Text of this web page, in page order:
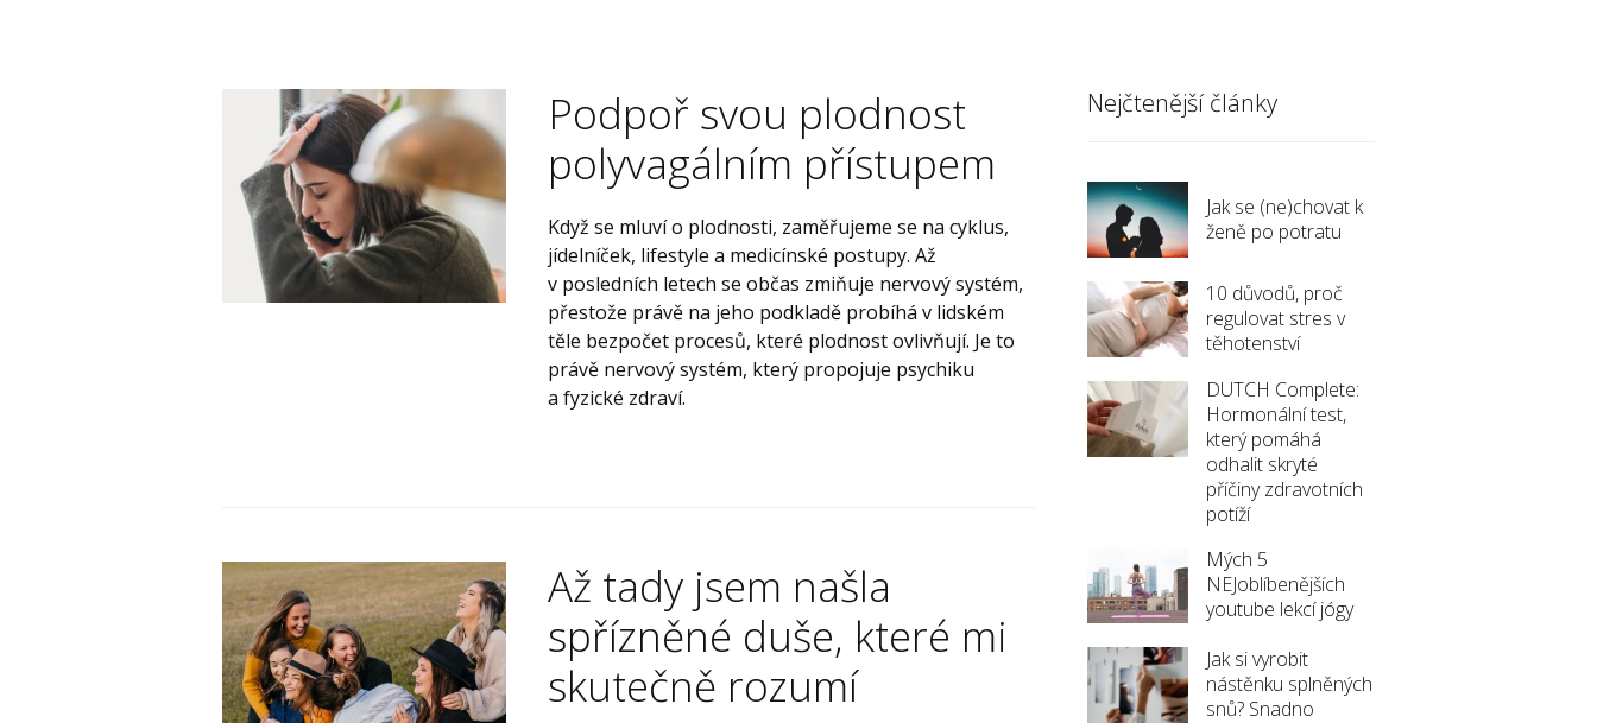
Podpoř svou plodnost
polyvagálním přístupem
Když se mluví o plodnosti, zaměřujeme se na cyklus,
jídelníček, lifestyle a medicínské postupy. Až
v posledních letech se občas zmiňuje nervový systém,
přestože právě na jeho podkladě probíhá v lidském
těle bezpočet procesů, které plodnost ovlivňují. Je to
právě nervový systém, který propojuje psychiku
a fyzické zdraví.
Až tady jsem našla
spřízněné duše, které mi
skutečně rozumí
Nejčtenější články
Jak se (ne)chovat k
ženě po potratu
10 důvodů, proč
regulovat stres v
těhotenství
DUTCH Complete:
Hormonální test,
který pomáhá
odhalit skryté
příčiny zdravotních
potíží
Mých 5
NEJoblíbenějších
youtube lekcí jógy
Jak si vyrobit
nástěnku splněných
snů? Snadno